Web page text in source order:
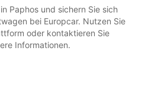
Paphos und sichern Sie sich
bei Europcar. Nutzen Sie
oder kontaktieren Sie
Informationen.